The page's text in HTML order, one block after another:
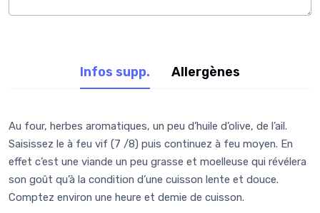
Infos supp. Allergènes
Au four, herbes aromatiques, un peu d’huile d’olive, de l’ail.
Saisissez le à feu vif (7 /8) puis continuez à feu moyen. En
effet c’est une viande un peu grasse et moelleuse qui révélera
son goût qu’à la condition d’une cuisson lente et douce.
Comptez environ une heure et demie de cuisson.